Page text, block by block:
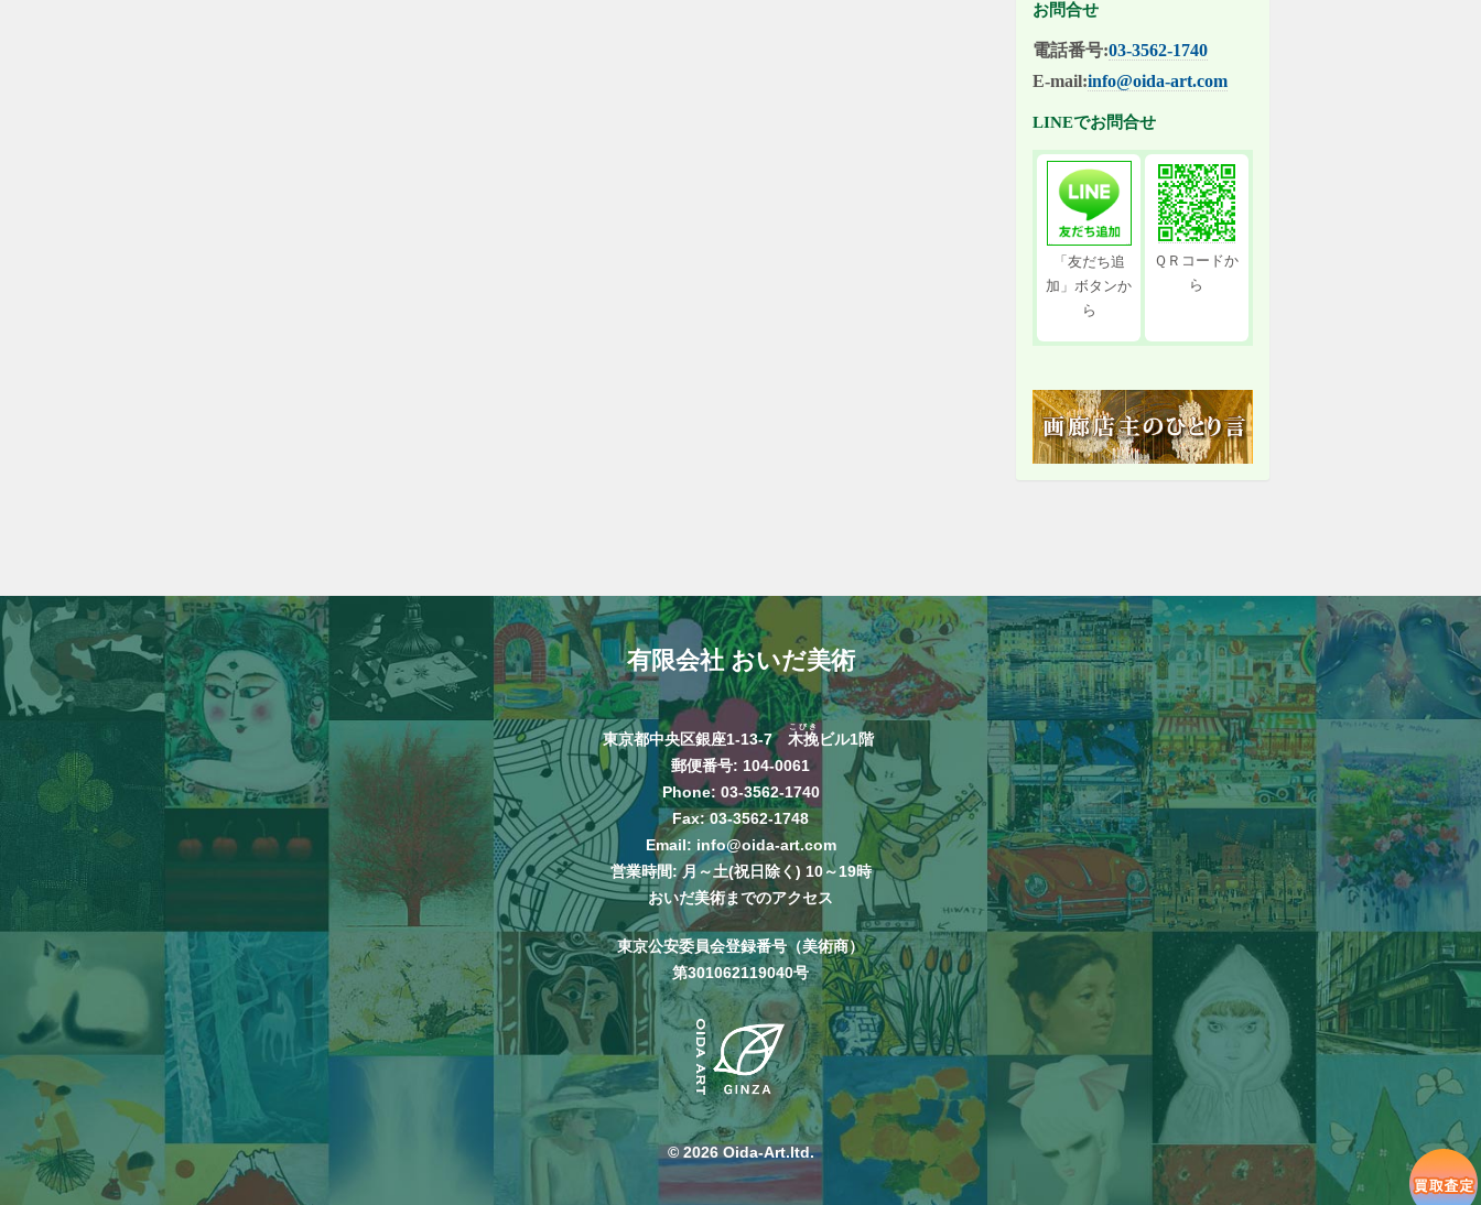
お問合せ
電話番号:03-3562-1740
E-mail:info@oida-art.com
LINEでお問合せ
「友だち追
加」ボタンか
ら
ＱＲコードか
ら
有限会社 おいだ美術
東京都中央区銀座1-13-7 木挽
こびき
ビル1階
郵便番号: 104-0061
Phone: 03-3562-1740
Fax: 03-3562-1748
Email: info@oida-art.com
営業時間: 月～土(祝日除く) 10～19時
おいだ美術までのアクセス
東京公安委員会登録番号（美術商）
第301062119040号
© 2026 Oida-Art.ltd.